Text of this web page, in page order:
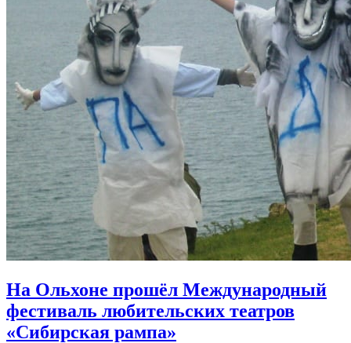
На Ольхоне прошёл Международный
фестиваль любительских театров
«Сибирская рампа»